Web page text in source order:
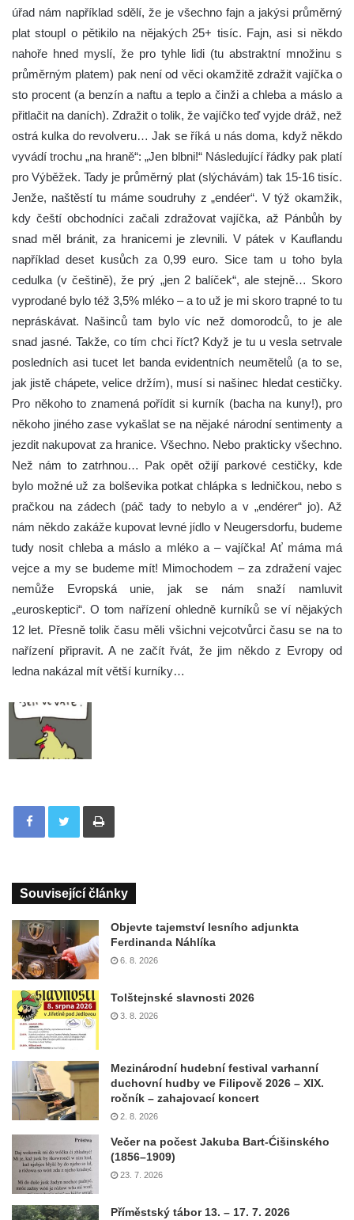
úřad nám například sdělí, že je všechno fajn a jakýsi průměrný
plat stoupl o pětikilo na nějakých 25+ tisíc. Fajn, asi si někdo
nahoře hned myslí, že pro tyhle lidi (tu abstraktní množinu s
průměrným platem) pak není od věci okamžitě zdražit vajíčka o
sto procent (a benzín a naftu a teplo a činži a chleba a máslo a
přitlačit na daních). Zdražit o tolik, že vajíčko teď vyjde dráž, než
ostrá kulka do revolveru… Jak se říká u nás doma, když někdo
vyvádí trochu „na hraně“: „Jen blbni!“ Následující řádky pak platí
pro Výběžek. Tady je průměrný plat (slýchávám) tak 15-16 tisíc.
Jenže, naštěstí tu máme soudruhy z „endéer“. V týž okamžik,
kdy čeští obchodníci začali zdražovat vajíčka, až Pánbůh by
snad měl bránit, za hranicemi je zlevnili. V pátek v Kauflandu
například deset kusůch za 0,99 euro. Sice tam u toho byla
cedulka (v češtině), že prý „jen 2 balíček“, ale stejně… Skoro
vyprodané bylo též 3,5% mléko – a to už je mi skoro trapné to tu
nepráskávat. Našinců tam bylo víc než domorodců, to je ale
snad jasné. Takže, co tím chci říct? Když je tu u vesla setrvale
posledních asi tucet let banda evidentních neumětelů (a to se,
jak jistě chápete, velice držím), musí si našinec hledat cestičky.
Pro někoho to znamená pořídit si kurník (bacha na kuny!), pro
někoho jiného zase vykašlat se na nějaké národní sentimenty a
jezdit nakupovat za hranice. Všechno. Nebo prakticky všechno.
Než nám to zatrhnou… Pak opět ožijí parkové cestičky, kde
bylo možné už za bolševika potkat chlápka s ledničkou, nebo s
pračkou na zádech (páč tady to nebylo a v „endérer“ jo). Až
nám někdo zakáže kupovat levné jídlo v Neugersdorfu, budeme
tudy nosit chleba a máslo a mléko a – vajíčka! Ať máma má
vejce a my se budeme mít! Mimochodem – za zdražení vajec
nemůže Evropská unie, jak se nám snaží namluvit
„euroskeptici“. O tom nařízení ohledně kurníků se ví nějakých
12 let. Přesně tolik času měli všichni vejcotvůrci času se na to
nařízení připravit. A ne začít řvát, že jim někdo z Evropy od
ledna nakázal mít větší kurníky…
Tisknout
Související články
Objevte tajemství lesního adjunkta
Ferdinanda Náhlíka
6. 8. 2026
Tolštejnské slavnosti 2026
3. 8. 2026
Mezinárodní hudební festival varhanní
duchovní hudby ve Filipově 2026 – XIX.
ročník – zahajovací koncert
2. 8. 2026
Večer na počest Jakuba Bart-Ćišinského
(1856–1909)
23. 7. 2026
Příměstský tábor 13. – 17. 7. 2026